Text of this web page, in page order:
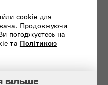
cookie для
Продовжуючи
погоджуєтесь на
та Політикою
БІЛЬШЕ